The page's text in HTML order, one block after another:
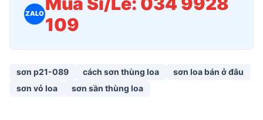
ZALO
109
sơn p21-089 cách sơn thùng loa
sơn loa bán ở đâu
sơn vỏ loa
sơn sần thùng loa